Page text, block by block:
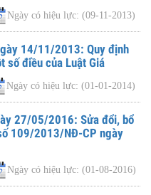
Ngày có hiệu lực: (09-11-2013)
14/11/2013: Quy định
số điều của Luật Giá
Ngày có hiệu lực: (01-01-2014)
27/05/2016: Sửa đổi, bổ
109/2013/NĐ-CP ngày
Ngày có hiệu lực: (01-08-2016)